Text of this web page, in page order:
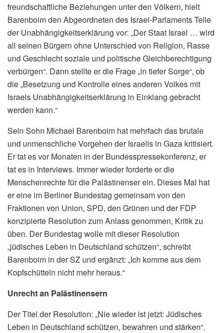
freundschaftliche Beziehungen unter den Völkern, hielt
Barenboim den Abgeordneten des Israel-Parlaments Teile
der Unabhängigkeitserklärung vor: „Der Staat Israel … wird
all seinen Bürgern ohne Unterschied von Religion, Rasse
und Geschlecht soziale und politische Gleichberechtigung
verbürgen“. Dann stellte er die Frage „in tiefer Sorge“, ob
die „Besetzung und Kontrolle eines anderen Volkes mit
Israels Unabhängigkeitserklärung in Einklang gebracht
werden kann.“
Sein Sohn Michael Barenboim hat mehrfach das brutale
und unmenschliche Vorgehen der Israelis in Gaza kritisiert.
Er tat es vor Monaten in der Bundesspressekonferenz, er
tat es in Interviews. Immer wieder forderte er die
Menschenrechte für die Palästinenser ein. Dieses Mal hat
er eine im Berliner Bundestag gemeinsam von den
Fraktionen von Union, SPD, den Grünen und der FDP
konzipierte Resolution zum Anlass genommen, Kritik zu
üben. Der Bundestag wolle mit dieser Resolution
„jüdisches Leben in Deutschland schützen“, schreibt
Barenboim in der SZ und ergänzt: „Ich komme aus dem
Kopfschütteln nicht mehr heraus.“
Unrecht an Palästinensern
Der Titel der Resolution: „Nie wieder ist jetzt: Jüdisches
Leben in Deutschland schützen, bewahren und stärken“.